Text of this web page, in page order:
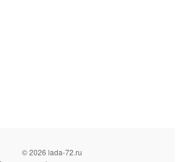
© 2026 lada-72.ru